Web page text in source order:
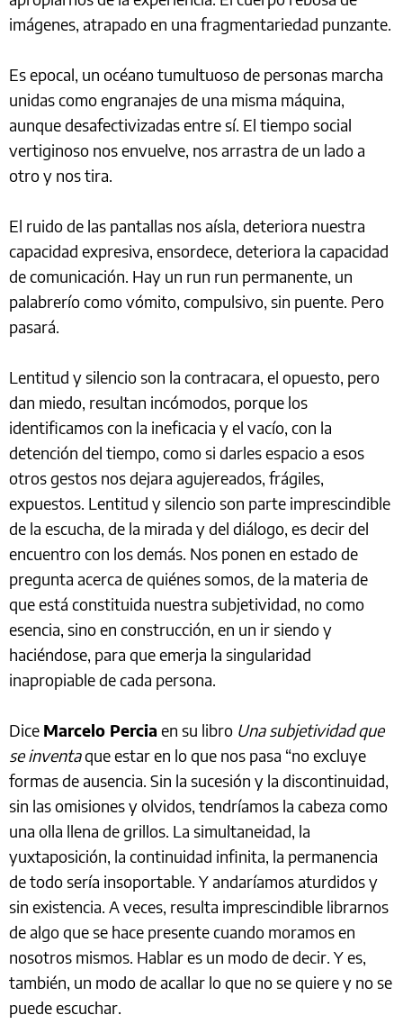
imágenes, atrapado en una fragmentariedad punzante.
Es epocal, un océano tumultuoso de personas marcha
unidas como engranajes de una misma máquina,
aunque desafectivizadas entre sí. El tiempo social
vertiginoso nos envuelve, nos arrastra de un lado a
otro y nos tira.
El ruido de las pantallas nos aísla, deteriora nuestra
capacidad expresiva, ensordece, deteriora la capacidad
de comunicación. Hay un run run permanente, un
palabrerío como vómito, compulsivo, sin puente. Pero
pasará.
Lentitud y silencio son la contracara, el opuesto, pero
dan miedo, resultan incómodos, porque los
identificamos con la ineficacia y el vacío, con la
detención del tiempo, como si darles espacio a esos
otros gestos nos dejara agujereados, frágiles,
expuestos. Lentitud y silencio son parte imprescindible
de la escucha, de la mirada y del diálogo, es decir del
encuentro con los demás. Nos ponen en estado de
pregunta acerca de quiénes somos, de la materia de
que está constituida nuestra subjetividad, no como
esencia, sino en construcción, en un ir siendo y
haciéndose, para que emerja la singularidad
inapropiable de cada persona.
Dice Marcelo Percia en su libro Una subjetividad que
se inventaque estar en lo que nos pasa “no excluye
formas de ausencia. Sin la sucesión y la discontinuidad,
sin las omisiones y olvidos, tendríamos la cabeza como
una olla llena de grillos. La simultaneidad, la
yuxtaposición, la continuidad infinita, la permanencia
de todo sería insoportable. Y andaríamos aturdidos y
sin existencia. A veces, resulta imprescindible librarnos
de algo que se hace presente cuando moramos en
nosotros mismos. Hablar es un modo de decir. Y es,
también, un modo de acallar lo que no se quiere y no se
puede escuchar.